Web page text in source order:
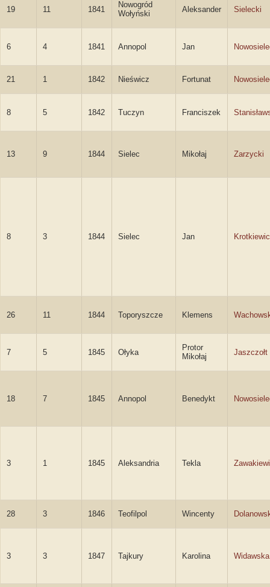
19 11 1841
Nowogród
Wołyński
Aleksander Sielecki
6 4 1841 Annopol Jan
21 1 1842 Nieświcz Fortunat
8 5 1842 Tuczyn Franciszek
13 9 1844 Sielec Mikołaj Zarzycki
8 3 1844 Sielec Jan
26 11 1844 Toporyszcze Klemens
7 5 1845 Ołyka
Protor
Mikołaj
Jaszczołt
18 7 1845 Annopol Benedykt
3 1 1845 Aleksandria Tekla
28 3 1846 Teofilpol Wincenty
3 3 1847 Tajkury Karolina Widawska